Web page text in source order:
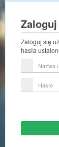
Zaloguj się
hasła
użytkownika
e-